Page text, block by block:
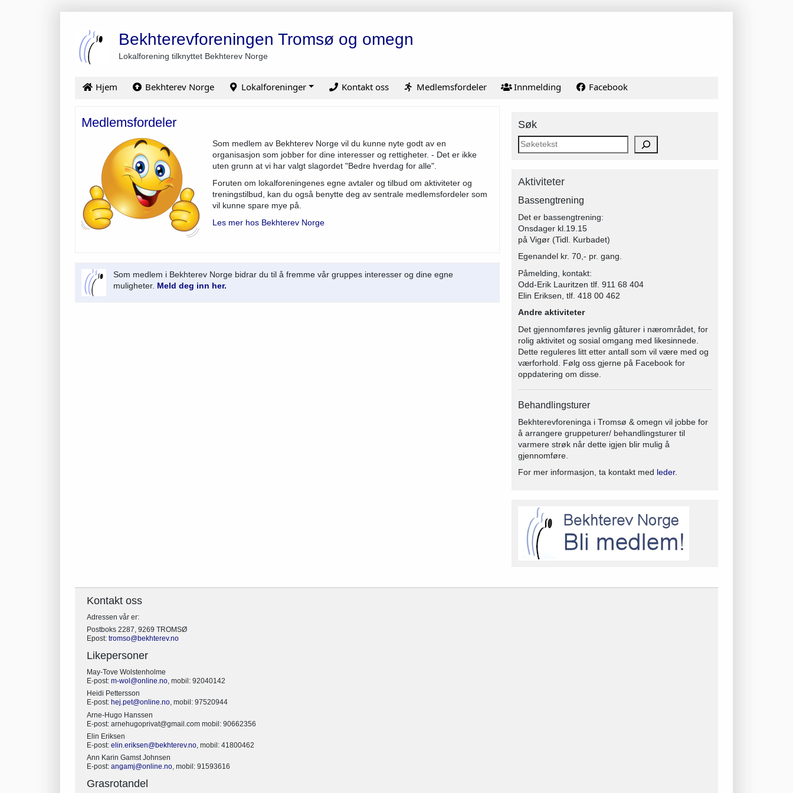
Bekhterevforeningen Tromsø og omegn
Lokalforening tilknyttet Bekhterev Norge
Hjem Bekhterev Norge Lokalforeninger Kontakt oss Medlemsfordeler Innmelding Facebook
Medlemsfordeler
Som medlem av Bekhterev Norge vil du kunne nyte godt av en
organisasjon som jobber for dine interesser og rettigheter. - Det er ikke
uten grunn at vi har valgt slagordet "Bedre hverdag for alle".
Foruten om lokalforeningenes egne avtaler og tilbud om aktiviteter og
treningstilbud, kan du også benytte deg av sentrale medlemsfordeler som
vil kunne spare mye på.
Les mer hos Bekhterev Norge
Som medlem i Bekhterev Norge bidrar du til å fremme vår gruppes interesser og dine egne
muligheter. Meld deg inn her.
Søk
Aktiviteter
Bassengtrening
Det er bassengtrening:
Onsdager kl.19.15
på Vigør (Tidl. Kurbadet)
Egenandel kr. 70,- pr. gang.
Påmelding, kontakt:
Odd-Erik Lauritzen tlf. 911 68 404
Elin Eriksen, tlf. 418 00 462
Andre aktiviteter
Det gjennomføres jevnlig gåturer i nærområdet, for
rolig aktivitet og sosial omgang med likesinnede.
Dette reguleres litt etter antall som vil være med og
værforhold. Følg oss gjerne på Facebook for
oppdatering om disse.
Behandlingsturer
Bekhterevforeninga i Tromsø & omegn vil jobbe for
å arrangere gruppeturer/ behandlingsturer til
varmere strøk når dette igjen blir mulig å
gjennomføre.
For mer informasjon, ta kontakt med leder.
Kontakt oss
Adressen vår er:
Postboks 2287, 9269 TROMSØ
Epost: tromso@bekhterev.no
Likepersoner
May-Tove Wolstenholme
E-post: m-wol@online.no , mobil: 92040142
Heidi Pettersson
E-post: hej.pet@online.no, mobil: 97520944
Arne-Hugo Hanssen
E-post: arnehugoprivat@gmail.com mobil: 90662356
Elin Eriksen
E-post: elin.eriksen@bekhterev.no, mobil: 41800462
Ann Karin Gamst Johnsen
E-post: angamj@online.no, mobil: 91593616
Grasrotandel